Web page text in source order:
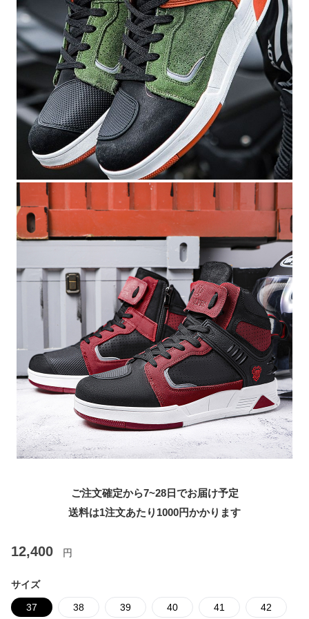
ご注文確定から7~28日でお届け予定
送料は1注文あたり 1000円かかります
12,400 円
サイズ
37 38 39 40 41 42